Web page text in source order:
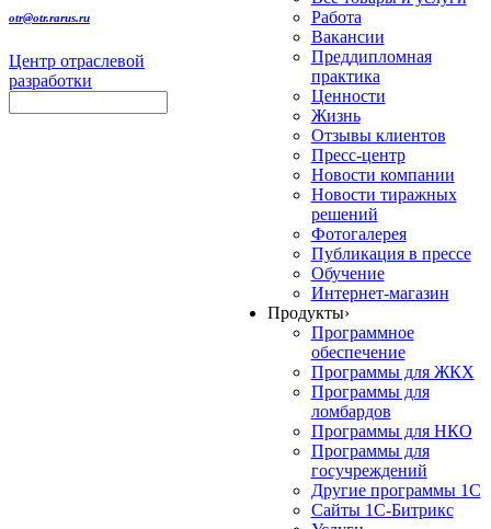
otr@otr.rarus.ru
Центр отраслевой
разработки
Работа
Вакансии
Преддипломная
практика
Ценности
Жизнь
Отзывы клиентов
Пресс-центр
Новости компании
Новости тиражных
решений
Фотогалерея
Публикация в прессе
Обучение
Интернет-магазин
Продукты›
Программное
обеспечение
Программы для ЖКХ
Программы для
ломбардов
Программы для НКО
Программы для
госучреждений
Другие программы 1С
Сайты 1С-Битрикс